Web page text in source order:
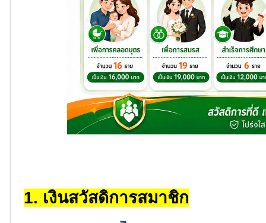
1. เงินสวัสดิการสมาชิก